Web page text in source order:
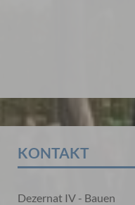
KONTAKT
Dezernat IV - Bauen